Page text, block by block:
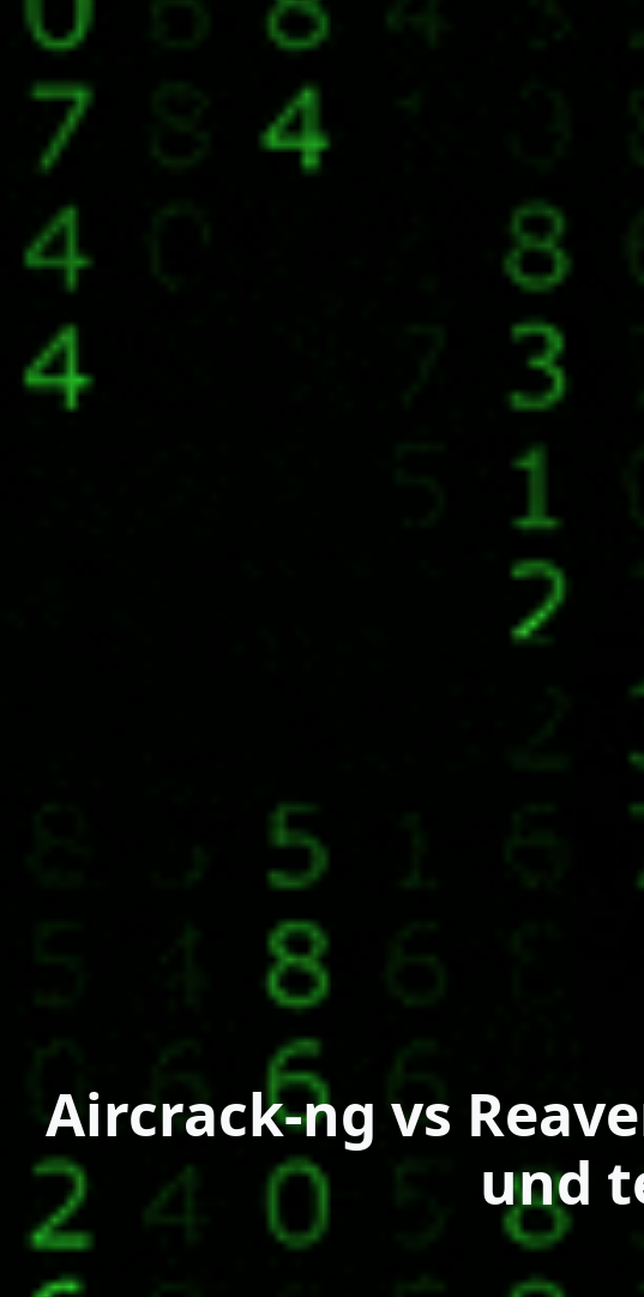
Aircrack-ng vs
und